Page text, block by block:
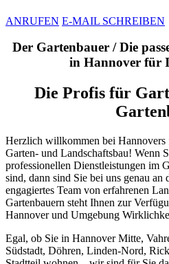
ANRUFEN E-MAIL SCHREIBEN
Der Gartenbauer / Die
in Hannover für
Die Profis für
Herzlich willkommen bei Hannovers
Garten- und Landschaftsbau! Wenn
professionellen Dienstleistungen im
sind, dann sind Sie bei uns genau an
engagiertes Team von erfahrenen
Gartenbauern steht Ihnen zur
Hannover und Umgebung
Egal, ob Sie in Hannover Mitte,
Südstadt, Döhren, Linden-Nord,